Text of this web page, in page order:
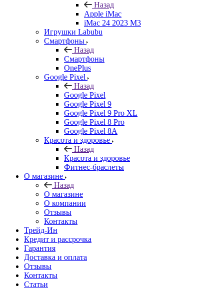
Назад
Apple iMac
iMac 24 2023 M3
Игрушки Labubu
Смартфоны
Назад
Смартфоны
OnePlus
Google Pixel
Назад
Google Pixel
Google Pixel 9
Google Pixel 9 Pro XL
Google Pixel 8 Pro
Google Pixel 8A
Красота и здоровье
Назад
Красота и здоровье
Фитнес-браслеты
О магазине
Назад
О магазине
О компании
Отзывы
Контакты
Трейд-Ин
Кредит и рассрочка
Гарантия
Доставка и оплата
Отзывы
Контакты
Статьи